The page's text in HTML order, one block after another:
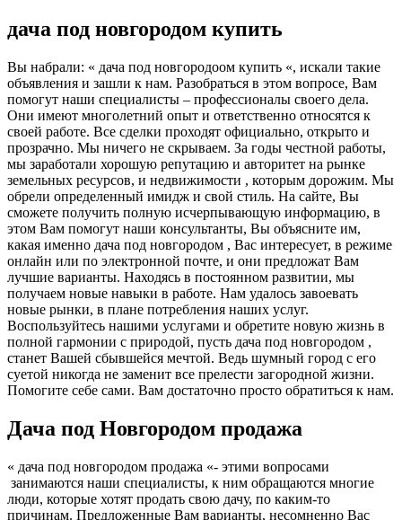
дача под новгородом купить
Вы набрали: « дача под новгородоом купить «, искали такие
объявления и зашли к нам. Разобраться в этом вопросе, Вам
помогут наши специалисты – профессионалы своего дела.
Они имеют многолетний опыт и ответственно относятся к
своей работе. Все сделки проходят официально, открыто и
прозрачно. Мы ничего не скрываем. За годы честной работы,
мы заработали хорошую репутацию и авторитет на рынке
земельных ресурсов, и недвижимости , которым дорожим. Мы
обрели определенный имидж и свой стиль. На сайте, Вы
сможете получить полную исчерпывающую информацию, в
этом Вам помогут наши консультанты, Вы объясните им,
какая именно дача под новгородом , Вас интересует, в режиме
онлайн или по электронной почте, и они предложат Вам
лучшие варианты. Находясь в постоянном развитии, мы
получаем новые навыки в работе. Нам удалось завоевать
новые рынки, в плане потребления наших услуг.
Воспользуйтесь нашими услугами и обретите новую жизнь в
полной гармонии с природой, пусть дача под новгородом ,
станет Вашей сбывшейся мечтой. Ведь шумный город с его
суетой никогда не заменит все прелести загородной жизни.
Помогите себе сами. Вам достаточно просто обратиться к нам.
Дача под Новгородом продажа
« дача под новгородом продажа «- этими вопросами
занимаются наши специалисты, к ним обращаются многие
люди, которые хотят продать свою дачу, по каким-то
причинам. Предложенные Вам варианты, несомненно Вас